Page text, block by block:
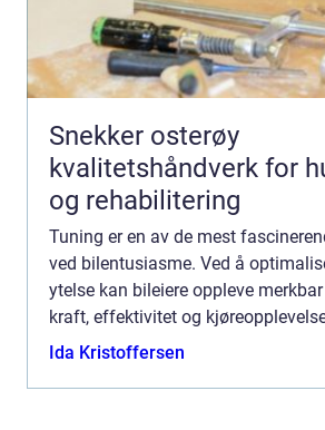
Snekker osterøy
kvalitetshåndverk for
og rehabilitering
Tuning er en av de mest
ved bilentusiasme. Ved å
ytelse kan bileiere oppleve
kraft, effektivitet og
å ø...
Ida Kristoffersen